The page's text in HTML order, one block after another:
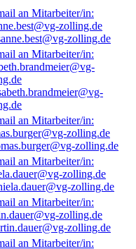
zolling.de
zolling.de
zolling.de
zolling.de